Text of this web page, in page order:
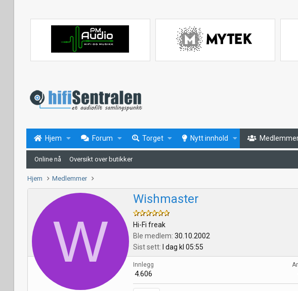
Hjem Forum Torget Nytt innhold
Online nå Oversikt over butikker
Hjem Medlemmer
W
Wishmaster
Hi-Fi freak
Ble medlem 30.10.2002
Sist sett
I dag kl 05:55
Innlegg
4.606